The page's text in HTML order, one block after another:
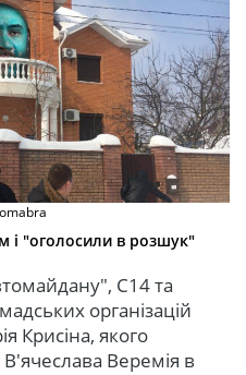
і "оголосили в розшук"
С14 та
організацій
Крисіна, якого
Веремія в